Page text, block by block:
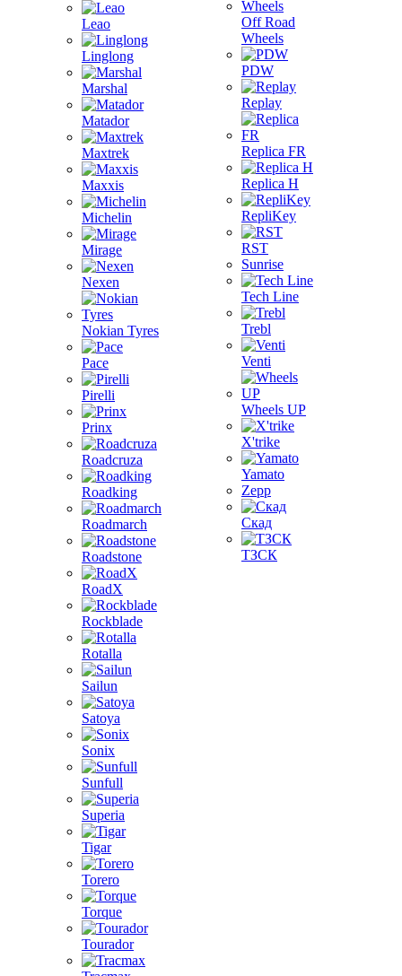
Leao
Linglong
Marshal
Matador
Maxtrek
Maxxis
Michelin
Mirage
Nexen
Nokian Tyres
Pace
Pirelli
Prinx
Roadcruza
Roadking
Roadmarch
Roadstone
RoadX
Rockblade
Rotalla
Sailun
Satoya
Sonix
Sunfull
Superia
Tigar
Torero
Torque
Tourador
Off Road
Wheels
PDW
Replay
Replica FR
Replica H
RepliKey
RST
Sunrise
Tech Line
Trebl
Venti
Wheels UP
X'trike
Yamato
Zepp
Скад
ТЗСК